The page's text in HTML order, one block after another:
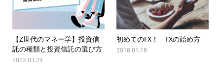
【Z世代のマネー学】投資信
託の種類と投資信託の選び方
2022.03.24
初めてのFX！ FXの始め方
2018.01.18